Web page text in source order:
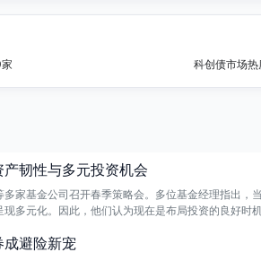
科创债市场
韧性与多元投资机会
家基金公司召开春季策略会。多位基金经理指出，
多元化。因此，他们认为现在是布局投资的良好时机
成避险新宠